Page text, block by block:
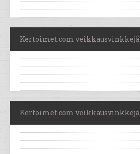
Kertoimet.com veikkausvinkkejä
Kertoimet.com veikkausvinkkejä